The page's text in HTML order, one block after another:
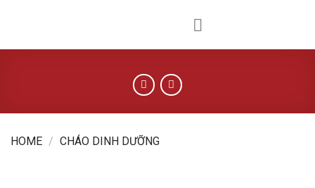
HOME / CHÁO DINH DƯỠNG